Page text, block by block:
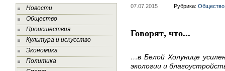
Новости
Общество
Происшествия
Культура и искусство
Экономика
Политика
07.07.2015 Рубрика: Общество
Говорят, что...
…в Белой Холунице
экологии и